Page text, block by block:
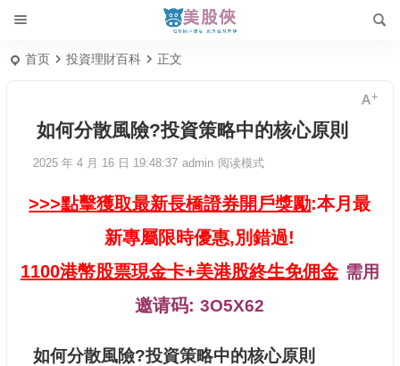
首页 投資理財百科 正文
如何分散風險?投資策略中的核心原則
2025 年 4 月 16 日 19:48:37 admin 阅读模式
>>>點擊獲取最新長橋證券開戶獎勵:本月最
新專屬限時優惠,別錯過!
1100港幣股票現金卡+美港股終生免佣金 需用
邀请码:3O5X62
如何分散風險?投資策略中的核心原則